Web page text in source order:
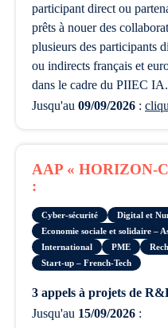
participant direct ou
prêts à nouer des
plusieurs des participants
ou indirects français et
dans le cadre du PIIEC IA.
Jusqu'au 09/09/2026 :
AAP « HORIZON-
:
Cyber-sécurité
Digital et
Economie sociale et solidaire –
International
PME
Start-up – French-Tech
3 appels à projets de
Jusqu'au 15/09/2026 :